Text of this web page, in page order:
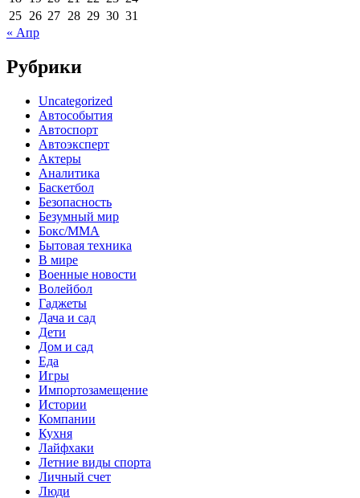
25 26 27 28 29 30 31
« Апр
Рубрики
Uncategorized
Автособытия
Автоспорт
Автоэксперт
Актеры
Аналитика
Баскетбол
Безопасность
Безумный мир
Бокс/MMA
Бытовая техника
В мире
Военные новости
Волейбол
Гаджеты
Дача и сад
Дети
Дом и сад
Еда
Игры
Импортозамещение
Истории
Компании
Кухня
Лайфхаки
Летние виды спорта
Личный счет
Люди